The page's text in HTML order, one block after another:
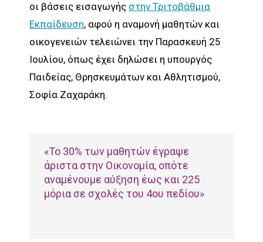
οι βάσεις εισαγωγής στην Τριτοβάθμια
Εκπαίδευση, αφού η αναμονή μαθητών και
οικογενειών τελειώνει την Παρασκευή 25
Ιουλίου, όπως έχει δηλώσει η υπουργός
Παιδείας, Θρησκευμάτων και Αθλητισμού,
Σοφία Ζαχαράκη.
«Το 30% των μαθητών έγραψε
άριστα στην Οικονομία, οπότε
αναμένουμε αύξηση έως και 225
μόρια σε σχολές του 4ου πεδίου»